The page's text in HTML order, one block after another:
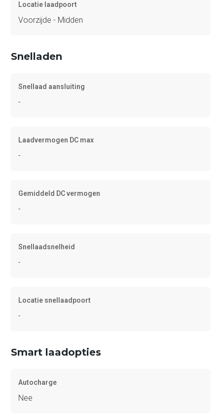
Locatie laadpoort
Voorzijde - Midden
Snelladen
Snellaad aansluiting
-
Laadvermogen DC max
-
Gemiddeld DC vermogen
-
Snellaadsnelheid
-
Locatie snellaadpoort
-
Smart laadopties
Autocharge
Nee